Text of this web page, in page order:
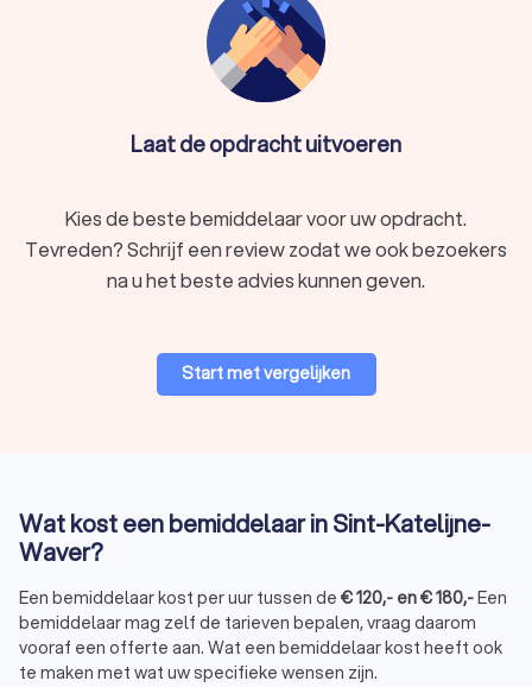
Laat de opdracht uitvoeren
Kies de beste bemiddelaar voor uw opdracht.
Tevreden? Schrijf een review zodat we ook bezoekers
na u het beste advies kunnen geven.
Start met vergelijken
Wat kost een bemiddelaar in Sint-Katelijne-
Waver?
Een bemiddelaar kost per uur tussen de €120,- en€180,-Een
bemiddelaar mag zelf de tarieven bepalen, vraag daarom
vooraf een offerte aan. Wat een bemiddelaar kost heeft ook
te maken met wat uw specifieke wensen zijn.